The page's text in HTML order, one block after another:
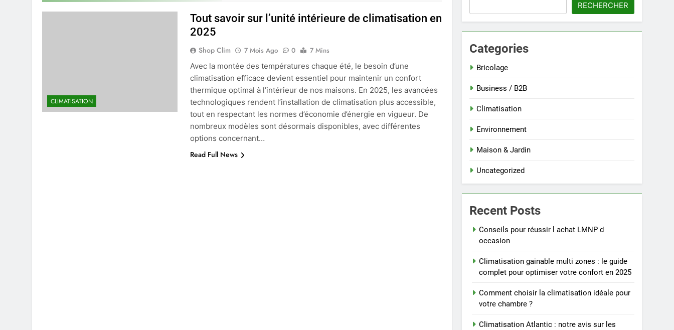
CLIMATISATION
Tout savoir sur l’unité intérieure de climatisation en
2025
Shop Clim 7 Mois Ago 0
7 Mins
Avec la montée des températures chaque été, le besoin d’une
climatisation efficace devient essentiel pour maintenir un confort
thermique optimal à l’intérieur de nos maisons. En 2025, les avancées
technologiques rendent l’installation de climatisation plus accessible,
tout en respectant les normes d’économie d’énergie en vigueur. De
nombreux modèles sont désormais disponibles, avec différentes
options concernant…
Read Full News
RECHERCHER
Categories
Bricolage
Business / B2B
Climatisation
Environnement
Maison & Jardin
Uncategorized
Recent Posts
Conseils pour réussir l achat LMNP d
occasion
Climatisation gainable multi zones : le guide
complet pour optimiser votre confort en 2025
Comment choisir la climatisation idéale pour
votre chambre ?
Climatisation Atlantic : notre avis sur les